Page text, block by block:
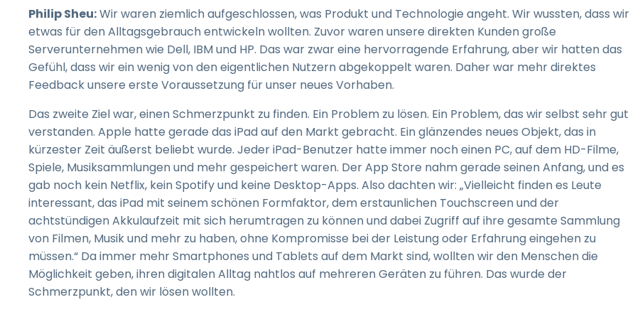
Philip Sheu:Wir waren ziemlich aufgeschlossen, was Produkt und Technologie angeht. Wir wussten, dass wir
etwas für den Alltagsgebrauch entwickeln wollten. Zuvor waren unsere direkten Kunden große
Serverunternehmen wie Dell, IBM und HP. Das war zwar eine hervorragende Erfahrung, aber wir hatten das
Gefühl, dass wir ein wenig von den eigentlichen Nutzern abgekoppelt waren. Daher war mehr direktes
Feedback unsere erste Voraussetzung für unser neues Vorhaben.
Das zweite Ziel war, einen Schmerzpunkt zu finden. Ein Problem zu lösen. Ein Problem, das wir selbst sehr gut
verstanden. Apple hatte gerade das iPad auf den Markt gebracht. Ein glänzendes neues Objekt, das in
kürzester Zeit äußerst beliebt wurde. Jeder iPad-Benutzer hatte immer noch einen PC, auf dem HD-Filme,
Spiele, Musiksammlungen und mehr gespeichert waren. Der App Store nahm gerade seinen Anfang, und es
gab noch kein Netflix, kein Spotify und keine Desktop-Apps. Also dachten wir: „Vielleicht finden es Leute
interessant, das iPad mit seinem schönen Formfaktor, dem erstaunlichen Touchscreen und der
achtstündigen Akkulaufzeit mit sich herumtragen zu können und dabei Zugriff auf ihre gesamte Sammlung
von Filmen, Musik und mehr zu haben, ohne Kompromisse bei der Leistung oder Erfahrung eingehen zu
müssen.“ Da immer mehr Smartphones und Tablets auf dem Markt sind, wollten wir den Menschen die
Möglichkeit geben, ihren digitalen Alltag nahtlos auf mehreren Geräten zu führen. Das wurde der
Schmerzpunkt, den wir lösen wollten.